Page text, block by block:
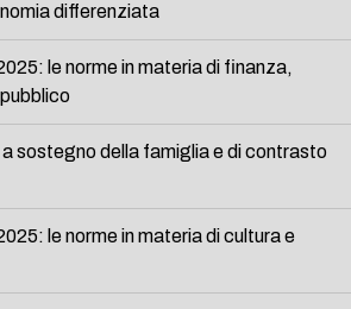
differenziata
le norme in materia di finanza,
sostegno della famiglia e di contrasto
le norme in materia di cultura e